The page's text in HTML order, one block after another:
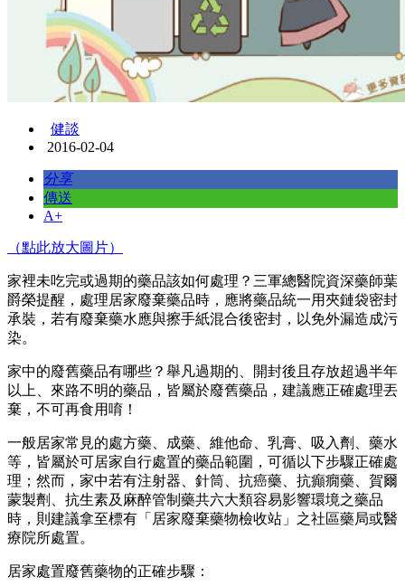
健談
2016-02-04
分享
傳送
A+
（點此放大圖片）
家裡未吃完或過期的藥品該如何處理？三軍總醫院資深藥師葉
爵榮提醒，處理居家廢棄藥品時，應將藥品統一用夾鏈袋密封
承裝，若有廢棄藥水應與擦手紙混合後密封，以免外漏造成污
染。
家中的廢舊藥品有哪些？舉凡過期的、開封後且存放超過半年
以上、來路不明的藥品，皆屬於廢舊藥品，建議應正確處理丟
棄，不可再食用唷！
一般居家常見的處方藥、成藥、維他命、乳膏、吸入劑、藥水
等，皆屬於可居家自行處置的藥品範圍，可循以下步驟正確處
理；然而，家中若有注射器、針筒、抗癌藥、抗癲癇藥、賀爾
蒙製劑、抗生素及麻醉管制藥共六大類容易影響環境之藥品
時，則建議拿至標有「居家廢棄藥物檢收站」之社區藥局或醫
療院所處置。
居家處置廢舊藥物的正確步驟：